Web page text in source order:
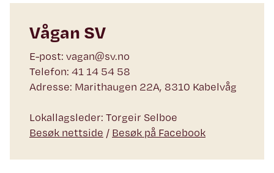
Vågan SV
E-post: vagan@sv.no
Telefon: 41 14 54 58
Adresse: Marithaugen 22A, 8310 Kabelvåg
Lokallagsleder: Torgeir Selboe
Besøk nettside / Besøk på Facebook